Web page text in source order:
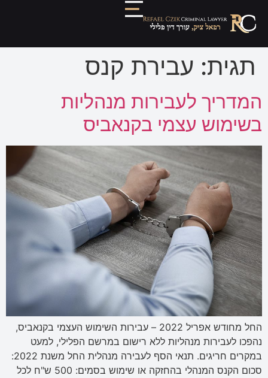
תגית: עבירת קנס
המדריך לעבירות מנהליות
בשימוש עצמי בקנאביס
החל מחודש אפריל 2022 – עבירות השימוש העצמי בקנאביס,
נהפכו לעבירות מנהליות ללא רישום במרשם הפלילי, למעט
במקרים חריגים. תנאי הסף לעבירה מנהלית החל משנת 2022:
סכום הקנס המנהלי בהחזקה או שימוש בסמים: 500 ש"ח לכל